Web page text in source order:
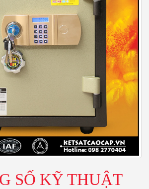
SỐ KỸ THUẬT